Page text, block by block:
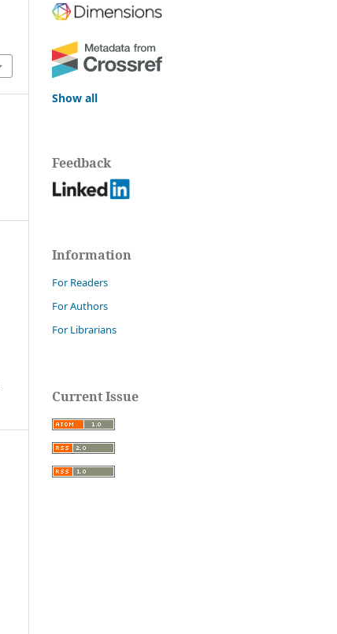
Show all
Feedback
Information
For Readers
For Authors
For Librarians
Current Issue